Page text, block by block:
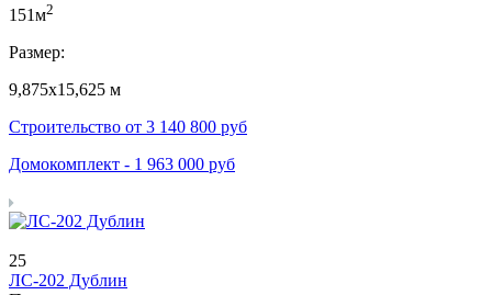
151м2
Размер:
9,875х15,625 м
Строительство от 3 140 800 руб
Домокомплект - 1 963 000 руб
25
ЛС-202 Дублин